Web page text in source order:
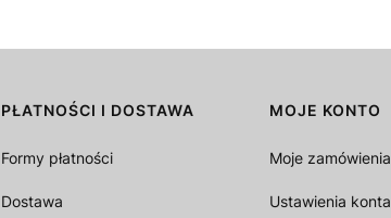
PŁATNOŚCI I DOSTAWA
Formy płatności
Dostawa
MOJE KONTO
Moje zamówienia
Ustawienia konta